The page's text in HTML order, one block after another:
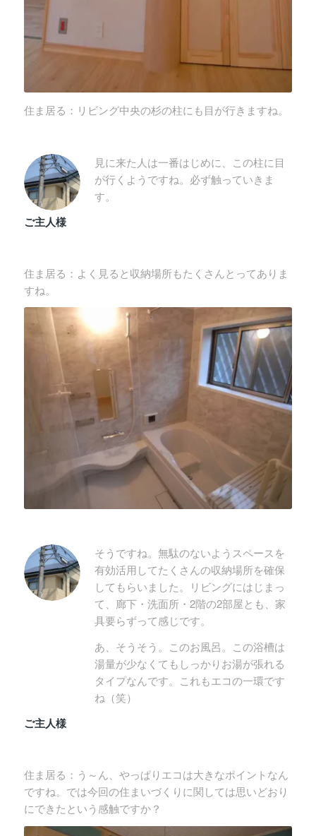
住ま居る：リビング中央の杉の柱にも目が行きますね。
見に来た人は一番はじめに、この柱に目
が行くようですね。必ず触っていきま
す。
ご主人様
住ま居る：よく見ると収納場所もたくさんとってありま
すね。
そうですね。無駄のないようスペースを
有効活用してたくさんの収納場所を確保
してもらいました。リビングにはじまっ
て、廊下・洗面所・2階の2部屋とも、家
具要らずって感じです。
あ、そうそう。このお風呂。この浴槽は
湯量が少なくてもしっかりお湯が張れる
タイプなんです。これもエコの一環です
ね（笑）
ご主人様
住ま居る：う～ん、やっぱりエコは大きなポイントなん
ですね。では今回の住まいづくりに関しては思いどおり
にできたという感触ですか？